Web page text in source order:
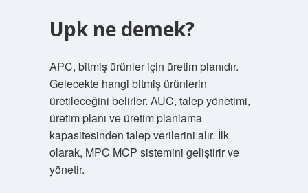
Upk ne demek?
APC, bitmiş ürünler için üretim planıdır.
Gelecekte hangi bitmiş ürünlerin
üretileceğini belirler. AUC, talep yönetimi,
üretim planı ve üretim planlama
kapasitesinden talep verilerini alır. İlk
olarak, MPC MCP sistemini geliştirir ve
yönetir.